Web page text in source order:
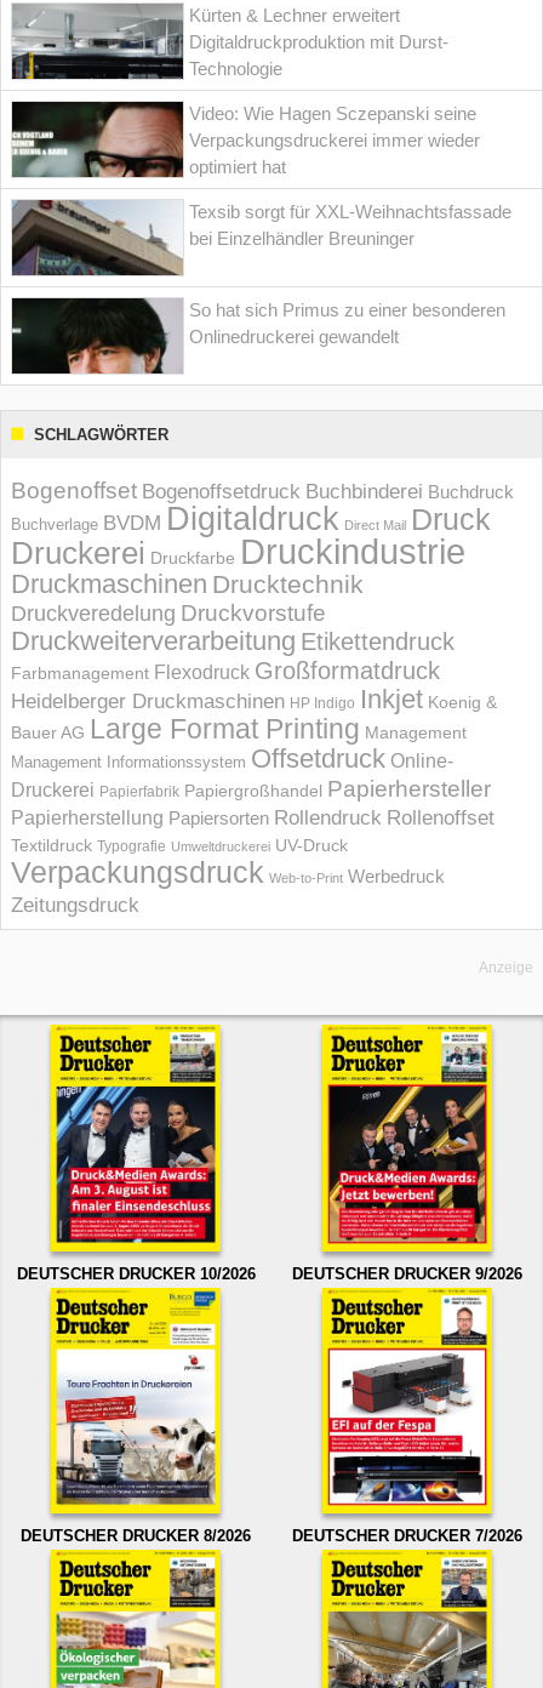
Kürten & Lechner erweitert
Digitaldruckproduktion mit Durst-
Technologie
Video: Wie Hagen Sczepanski seine
Verpackungsdruckerei immer wieder
optimiert hat
Texsib sorgt für XXL-Weihnachtsfassade
bei Einzelhändler Breuninger
So hat sich Primus zu einer besonderen
Onlinedruckerei gewandelt
SCHLAGWÖRTER
Bogenoffset Bogenoffsetdruck Buchbinderei Buchdruck
Buchverlage BVDM Digitaldruck Direct Mail Druck
Druckerei Druckfarbe Druckindustrie
Druckmaschinen Drucktechnik
Druckveredelung Druckvorstufe
Druckweiterverarbeitung Etikettendruck
Farbmanagement Flexodruck Großformatdruck
Heidelberger Druckmaschinen HP Indigo Inkjet Koenig &
Bauer AG Large Format Printing Management
Management Informations­system Offsetdruck Online-
Druckerei Papierfabrik Papiergroßhandel Papierhersteller
Papierherstellung Papiersorten Rollendruck Rollenoffset
Textildruck Typografie Umweltdruckerei UV-Druck
Verpackungsdruck Web-to-Print Werbedruck
Zeitungsdruck
Anzeige
DEUTSCHER DRUCKER 10/2026 DEUTSCHER DRUCKER 9/2026
DEUTSCHER DRUCKER 8/2026 DEUTSCHER DRUCKER 7/2026